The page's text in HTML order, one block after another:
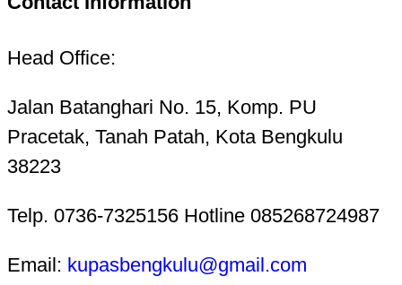
Head Office:
Jalan Batanghari No. 15, Komp. PU
Pracetak, Tanah Patah, Kota Bengkulu
38223
Telp. 0736-7325156 Hotline 085268724987
Email: kupasbengkulu@gmail.com